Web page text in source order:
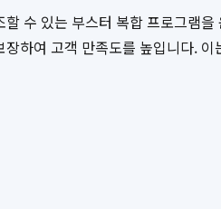
수 있는 부스터 복합 프로그램
하여 고객 만족도를 높입니다.